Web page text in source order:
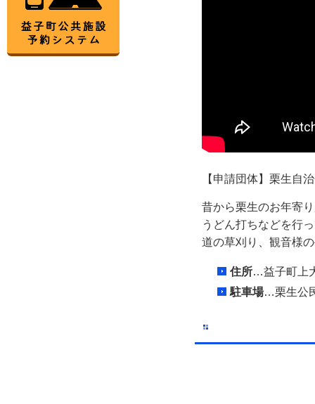
【申請団体】栗生自
昔から栗生のお年寄
うどん打ちなどを行
道の草刈り、観音様
住所…益子町上
駐車場…栗生公